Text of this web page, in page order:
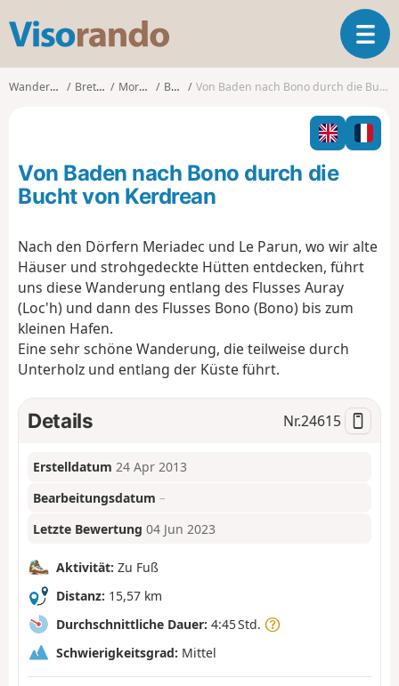
s
o
o
T
o
g
l
n
a
Wanderungen Bretagne Morbihan Baden Von Baden nach Bono durch die Bucht von Kerdrean
Von Baden nach Bono durch die
Bucht von Kerdrean
Nach den Dörfern Meriadec und Le Parun, wo wir alte
Häuser und strohgedeckte Hütten entdecken, führt
uns diese Wanderung entlang des Flusses Auray
(Loc'h) und dann des Flusses Bono (Bono) bis zum
kleinen Hafen.
Eine sehr schöne Wanderung, die teilweise durch
Unterholz und entlang der Küste führt.
Details Nr.24615
Erstelldatum 24 Apr 2013
Bearbeitungsdatum –
Letzte Bewertung 04 Jun 2023
Aktivität: Zu Fuß
Distanz: 15,57 km
Durchschnittliche Dauer: 4:45 Std.
Schwierigkeitsgrad: Mittel